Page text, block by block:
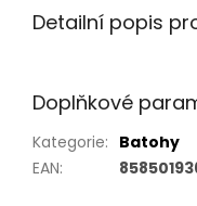
Detailní popis
Doplňkové
Kategorie: Batohy
EAN: